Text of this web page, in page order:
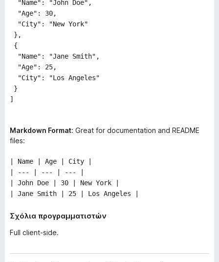
"Name": "John Doe",
"Age": 30,
"City": "New York"
},
{
"Name": "Jane Smith",
"Age": 25,
"City": "Los Angeles"
}
]
Markdown Format: Great for documentation and README
files:
| Name | Age | City |
| --- | --- | --- |
| John Doe | 30 | New York |
| Jane Smith | 25 | Los Angeles |
Σχόλια προγραμματιστών
Full client-side.